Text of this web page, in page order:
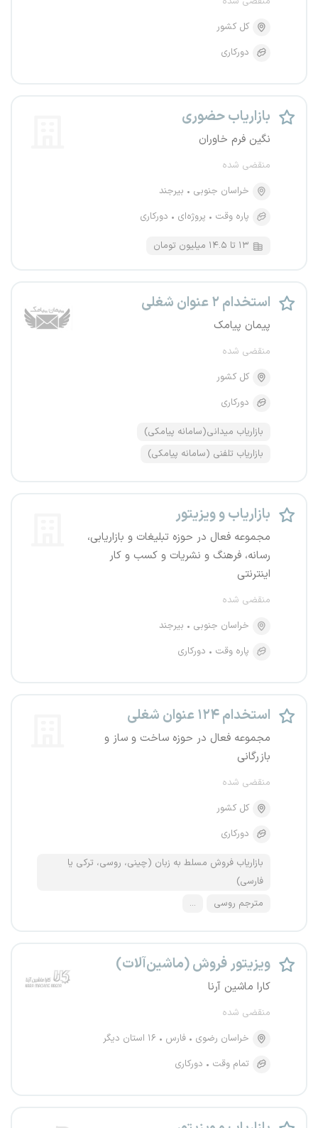
کل کشور
دورکاری
بازاریاب حضوری
نگین فرم خاوران
منقضی شده
خراسان جنوبی
بیرجند
پاره وقت
پروژه‌ای دورکاری
۱۳ تا ۱۴.۵ میلیون تومان
استخدام ۲ عنوان شغلی
پیمان پیامک
منقضی شده
کل کشور
دورکاری
بازاریاب میدانی(سامانه پیامکی)
بازاریاب تلفنی (سامانه پیامکی)
بازاریاب و ویزیتور
مجموعه فعال در حوزه تبلیغات و بازاریابی،
رسانه، فرهنگ و نشریات و کسب و کار
اینترنتی
منقضی شده
خراسان جنوبی
بیرجند
پاره وقت
دورکاری
استخدام ۱۲۴ عنوان شغلی
مجموعه فعال در حوزه ساخت و ساز و
بازرگانی
منقضی شده
کل کشور
دورکاری
بازاریاب فروش مسلط به زبان (چینی، روسی، ترکی یا
فارسی)
مترجم روسی
...
ویزیتور فروش (ماشین‌آلات)
کارا ماشین آرنا
منقضی شده
خراسان رضوی
فارس
۱۶ استان دیگر
تمام وقت
دورکاری